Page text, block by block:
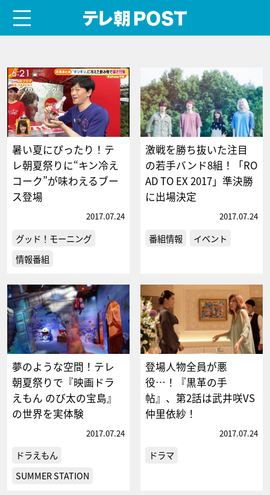
暑い夏にぴったり！テ
レ朝夏祭りに“キン冷え
コーク”が味わえるブー
ス登場
2017.07.24
グッド！モーニング
情報番組
激戦を勝ち抜いた注目
の若手バンド8組！「RO
AD TO EX 2017」準決勝
に出場決定
2017.07.24
番組情報 イベント
夢のような空間！テレ
朝夏祭りで『映画ドラ
えもん のび太の宝島』
の世界を実体験
2017.07.24
ドラえもん
SUMMER STATION
登場人物全員が悪
役…！『黒革の手
帖』、第2話は武井咲VS
仲里依紗！
2017.07.24
ドラマ